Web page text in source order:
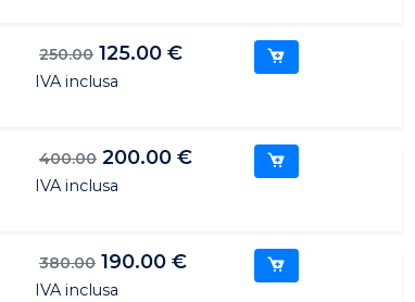
250.00 125.00 €
IVA inclusa
400.00 200.00 €
IVA inclusa
380.00 190.00 €
IVA inclusa